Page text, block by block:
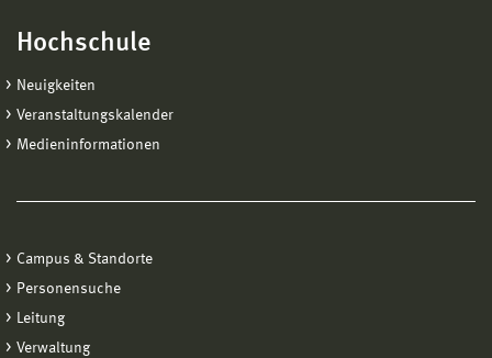
Hochschule
Neuigkeiten
Veranstaltungskalender
Medieninformationen
Campus & Standorte
Personensuche
Leitung
Verwaltung